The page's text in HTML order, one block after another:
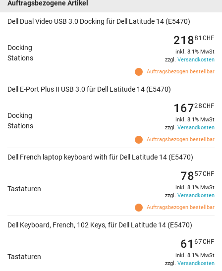
Auftragsbezogene Artikel
Dell Dual Video USB 3.0 Docking für Dell Latitude 14 (E5470)
Docking
Stations
Auftragsbezogen bestellbar
21881 CHF
inkl. 8.1% MwSt
zzgl. Versandkosten
Dell E-Port Plus II USB 3.0 für Dell Latitude 14 (E5470)
Docking
Stations
Auftragsbezogen bestellbar
16728CHF
inkl. 8.1% MwSt
zzgl. Versandkosten
Dell French laptop keyboard with für Dell Latitude 14 (E5470)
Tastaturen
Auftragsbezogen bestellbar
7857CHF
inkl. 8.1% MwSt
zzgl. Versandkosten
Dell Keyboard, French, 102 Keys, für Dell Latitude 14 (E5470)
Tastaturen
61 67CHF
inkl. 8.1% MwSt
zzgl. Versandkosten